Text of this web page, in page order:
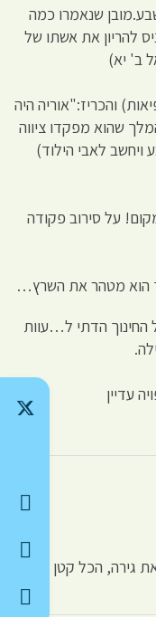
שנאמרו כמה
להריון את אשתו של
ב' יא)
והכריז:"אוריה היה
שהוא מפקדו ציווה
לאבי הילוד)
על סירוב פקודה
הוא מטהר את השרץ…
החינוך הדתי ל…עוות
עדיין
הכל קטן עלינו.